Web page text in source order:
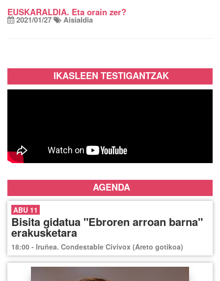
EUSKARALDIA. Eta orain zer?
2021/01/27 Aisialdia
IKASLEEN TESTIGANTZAK
AGENDA
ABU 11
Bisita gidatua "Ebroren arroan barna"
erakusketara
18:00 - Iruñea. Condestable Civivox (Areto gotikoa)